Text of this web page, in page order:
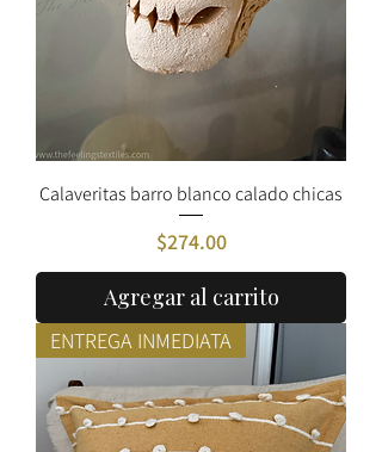
Calaveritas barro blanco calado chicas
Precio
$274.00
Agregar al carrito
ENTREGA INMEDIATA